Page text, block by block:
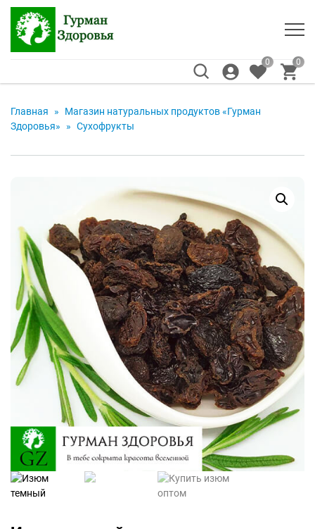
0 0
Главная »
Магазин натуральных продуктов «Гурман
Здоровья»
» Сухофрукты